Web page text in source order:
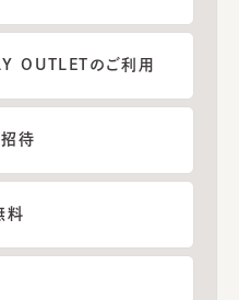
OUTLETのご利用
待
料